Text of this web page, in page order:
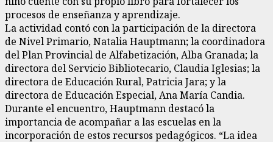
procesos de enseñanza y aprendizaje.
La actividad contó con la participación de la directora
de Nivel Primario, Natalia Hauptmann; la coordinadora
del Plan Provincial de Alfabetización, Alba Granada; la
directora del Servicio Bibliotecario, Claudia Iglesias; la
directora de Educación Rural, Patricia Jara; y la
directora de Educación Especial, Ana María Candia.
Durante el encuentro, Hauptmann destacó la
importancia de acompañar a las escuelas en la
incorporación de estos recursos pedagógicos. “La idea